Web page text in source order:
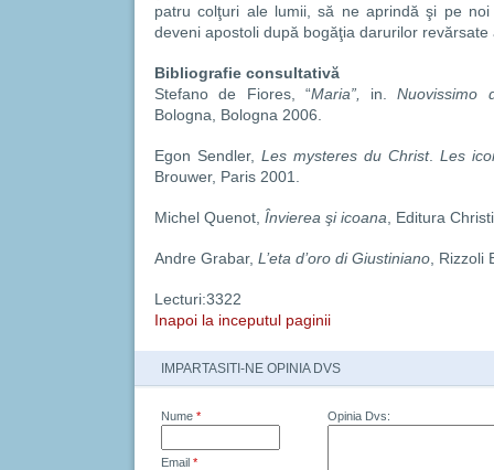
patru colţuri ale lumii, să ne aprindă şi pe
deveni apostoli după bogăţia darurilor
Bibliografie consultativă
Stefano de Fiores, “Maria”, in.Nuovissimo
Bologna, Bologna 2006.
Egon Sendler, Les mysteres du Christ. Les
Brouwer, Paris 2001.
Michel Quenot, Învierea şi icoana , Editura
Andre Grabar, L’eta d’oro di Giustiniano ,
Lecturi:3322
Inapoi la inceputul paginii
IMPARTASITI-NE OPINIA DVS
Nume *
Email *
Opinia Dvs: